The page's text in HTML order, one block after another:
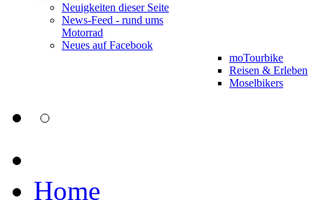
Neuigkeiten dieser Seite
News-Feed - rund ums
Motorrad
Neues auf Facebook
moTourbike
Reisen & Erleben
Moselbikers
Home